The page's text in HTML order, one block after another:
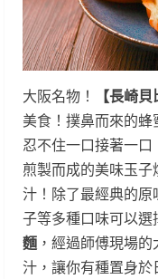
大阪名物！ 【長崎
美食！撲鼻而來的
忍不住一口接著一口
煎製而成的美味玉
汁！除了最經典的
子等多種口味可以選
麵 ，經過師傅現場
汁，讓你有種置身於